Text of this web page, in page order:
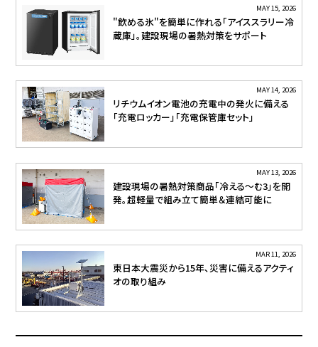
MAY 15, 2026
"飲める氷"を簡単に作れる「アイススラリー冷
蔵庫」。建設現場の暑熱対策をサポート
MAY 14, 2026
リチウムイオン電池の充電中の発火に備える
「充電ロッカー」「充電保管庫セット」
MAY 13, 2026
建設現場の暑熱対策商品「冷える～む3」を開
発。超軽量で組み立て簡単＆連結可能に
MAR 11, 2026
東日本大震災から15年、災害に備えるアクティ
オの取り組み